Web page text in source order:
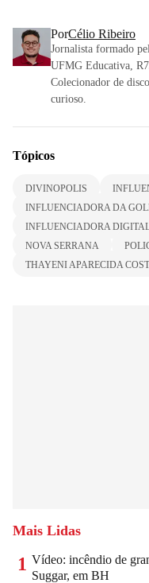
PorCélio Ribeiro
Jornalista formado
UFMG Educativa,
Colecionador de
curioso.
Tópicos
DIVINOPOLIS
INFLUENCIADORA DA
INFLUENCIADORA
NOVA SERRANA
THAYENI APARECIDA
Mais Lidas
1 Vídeo: incêndio de
Suggar, em BH